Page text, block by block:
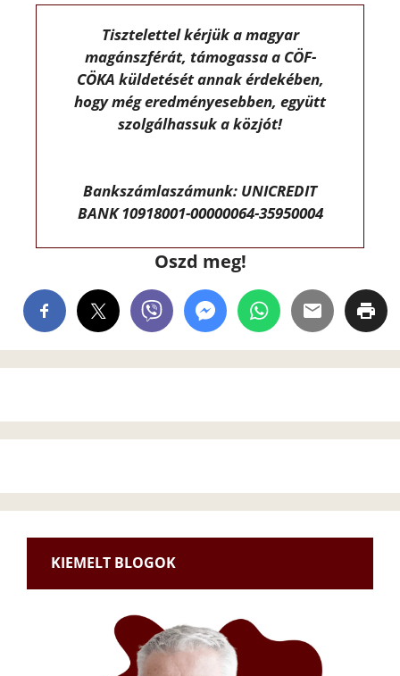
Tisztelettel kérjük a magyar
magánszférát, támogassa a CÖF-
CÖKA küldetését annak érdekében,
hogy még eredményesebben, együtt
szolgálhassuk a közjót!
Bankszámlaszámunk: UNICREDIT
BANK 10918001-00000064-35950004
Oszd meg!
KIEMELT BLOGOK